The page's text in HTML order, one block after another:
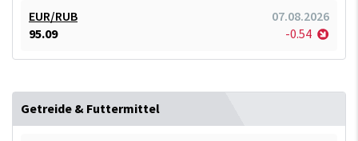
EUR/RUB
07.08.2026
95.09
-0.54
Getreide & Futtermittel